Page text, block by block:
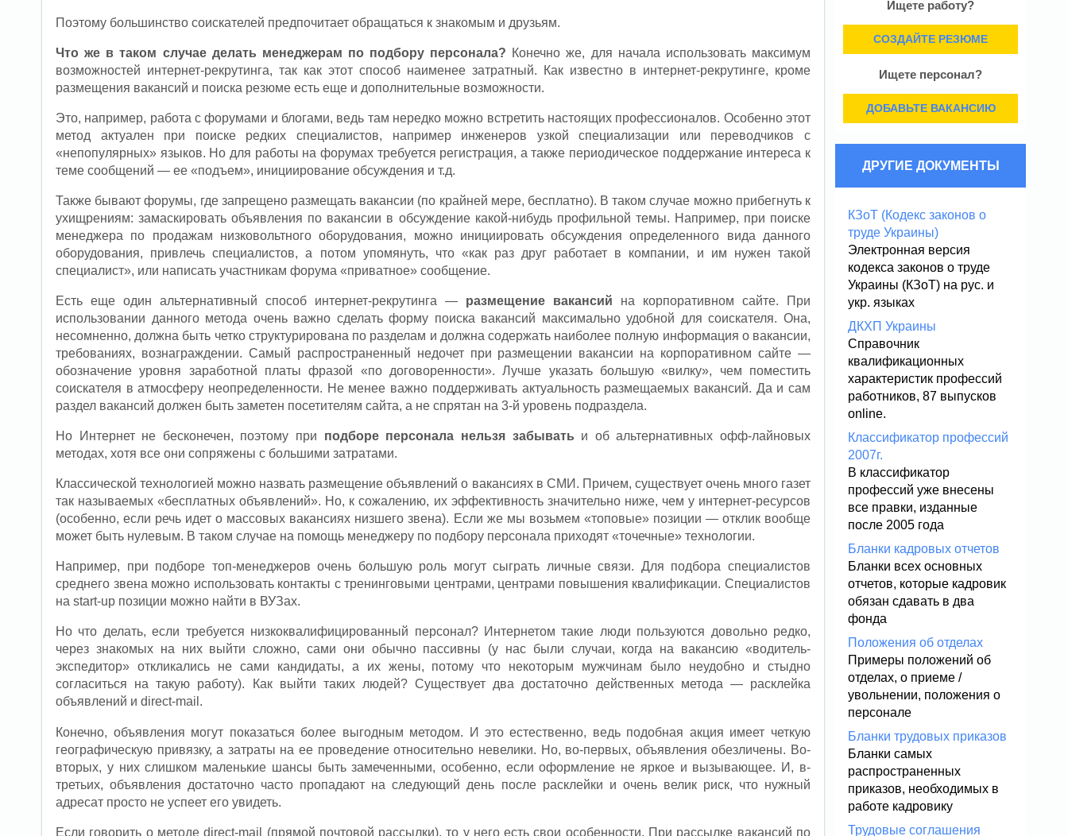
Поэтому большинство соискателей предпочитает обращаться к знакомым и друзьям.
Что же в таком случае делать менеджерам по подбору персонала? Конечно же, для начала использовать максимум
возможностей интернет-рекрутинга, так как этот способ наименее затратный. Как известно в интернет-рекрутинге, кроме
размещения вакансий и поиска резюме есть еще и дополнительные возможности.
Это, например, работа с форумами и блогами, ведь там нередко можно встретить настоящих профессионалов. Особенно этот
метод актуален при поиске редких специалистов, например инженеров узкой специализации или переводчиков с
«непопулярных» языков. Но для работы на форумах требуется регистрация, а также периодическое поддержание интереса к
теме сообщений — ее «подъем», инициирование обсуждения и т.д.
Также бывают форумы, где запрещено размещать вакансии (по крайней мере, бесплатно). В таком случае можно прибегнуть к
ухищрениям: замаскировать объявления по вакансии в обсуждение какой-нибудь профильной темы. Например, при поиске
менеджера по продажам низковольтного оборудования, можно инициировать обсуждения определенного вида данного
оборудования, привлечь специалистов, а потом упомянуть, что «как раз друг работает в компании, и им нужен такой
специалист», или написать участникам форума «приватное» сообщение.
Есть еще один альтернативный способ интернет-рекрутинга — размещение вакансий на корпоративном сайте. При
использовании данного метода очень важно сделать форму поиска вакансий максимально удобной для соискателя. Она,
несомненно, должна быть четко структурирована по разделам и должна содержать наиболее полную информация о вакансии,
требованиях, вознаграждении. Самый распространенный недочет при размещении вакансии на корпоративном сайте —
обозначение уровня заработной платы фразой «по договоренности». Лучше указать большую «вилку», чем поместить
соискателя в атмосферу неопределенности. Не менее важно поддерживать актуальность размещаемых вакансий. Да и сам
раздел вакансий должен быть заметен посетителям сайта, а не спрятан на 3-й уровень подраздела.
Но Интернет не бесконечен, поэтому при подборе персонала нельзя забывать и об альтернативных офф-лайновых
методах, хотя все они сопряжены с большими затратами.
Классической технологией можно назвать размещение объявлений о вакансиях в СМИ. Причем, существует очень много газет
так называемых «бесплатных объявлений». Но, к сожалению, их эффективность значительно ниже, чем у интернет-ресурсов
(особенно, если речь идет о массовых вакансиях низшего звена). Если же мы возьмем «топовые» позиции — отклик вообще
может быть нулевым. В таком случае на помощь менеджеру по подбору персонала приходят «точечные» технологии.
Например, при подборе топ-менеджеров очень большую роль могут сыграть личные связи. Для подбора специалистов
среднего звена можно использовать контакты с тренинговыми центрами, центрами повышения квалификации. Специалистов
на start-up позиции можно найти в ВУЗах.
Но что делать, если требуется низкоквалифицированный персонал? Интернетом такие люди пользуются довольно редко,
через знакомых на них выйти сложно, сами они обычно пассивны (у нас были случаи, когда на вакансию «водитель-
экспедитор» откликались не сами кандидаты, а их жены, потому что некоторым мужчинам было неудобно и стыдно
согласиться на такую работу). Как выйти таких людей? Существует два достаточно действенных метода — расклейка
объявлений и direct-mail.
Конечно, объявления могут показаться более выгодным методом. И это естественно, ведь подобная акция имеет четкую
географическую привязку, а затраты на ее проведение относительно невелики. Но, во-первых, объявления обезличены. Во-
вторых, у них слишком маленькие шансы быть замеченными, особенно, если оформление не яркое и вызывающее. И, в-
третьих, объявления достаточно часто пропадают на следующий день после расклейки и очень велик риск, что нужный
адресат просто не успеет его увидеть.
Если говорить о методе direct-mail (прямой почтовой рассылки), то у него есть свои особенности. При рассылке вакансий по
Ищете работу?
СОЗДАЙТЕ РЕЗЮМЕ
Ищете персонал?
ДОБАВЬТЕ ВАКАНСИЮ
ДРУГИЕ ДОКУМЕНТЫ
КЗоТ (Кодекс законов о
труде Украины)
Электронная версия
кодекса законов о труде
Украины (КЗоТ) на рус. и
укр. языках
ДКХП Украины
Справочник
квалификационных
характеристик профессий
работников, 87 выпусков
online.
Классификатор профессий
2007г.
В классификатор
профессий уже внесены
все правки, изданные
после 2005 года
Бланки кадровых отчетов
Бланки всех основных
отчетов, которые кадровик
обязан сдавать в два
фонда
Положения об отделах
Примеры положений об
отделах, о приеме /
увольнении, положения о
персонале
Бланки трудовых приказов
Бланки самых
распространенных
приказов, необходимых в
работе кадровику
Трудовые соглашения